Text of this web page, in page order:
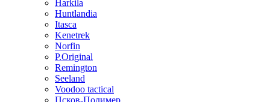
Harkila
Huntlandia
Itasca
Kenetrek
Norfin
P.Original
Remington
Seeland
Voodoo tactical
Псков-Полимер